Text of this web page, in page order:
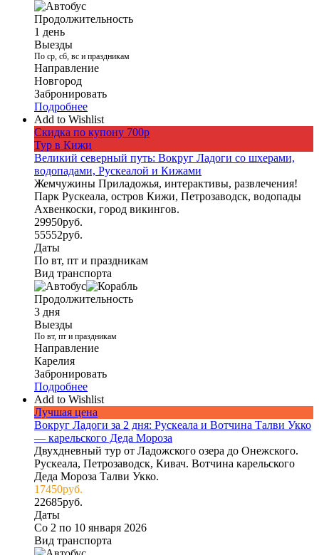
Продолжительность
1 день
Выезды
По ср, сб, вс и праздникам
Направление
Новгород
Забронировать
Подробнее
Add to Wishlist
Скидка по купону 700р
Тур в Кижи
Великий северный путь: Вокруг Ладоги со шхерами,
водопадами, Рускеалой и Кижами
Жемчужины Приладожья, интерактивы, развлечения!
Парк Рускеала, остров Кижи, Петрозаводск, водопады
Ахвенкоски, город викингов.
29950руб.
55552руб.
Даты
По вт, пт и праздникам
Вид транспорта
Продолжительность
3 дня
Выезды
По вт, пт и праздникам
Направление
Карелия
Забронировать
Подробнее
Add to Wishlist
Лучшая цена
Вокруг Ладоги за 2 дня: Рускеала и Вотчина Талви Укко
— карельского Деда Мороза
Двухдневный тур от Ладожского озера до Онежского.
Рускеала, Петрозаводск, Кивач. Вотчина карельского
Деда Мороза Талви Укко.
17450руб.
22685руб.
Даты
Со 2 по 10 января 2026
Вид транспорта